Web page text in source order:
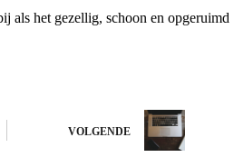
als het gezellig, schoon en opgeruimd
VOLGENDE